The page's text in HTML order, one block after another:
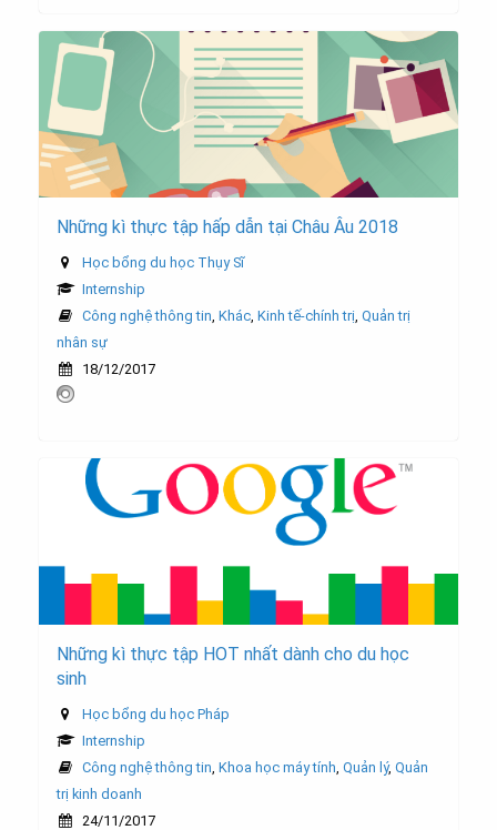
Những kì thực tập hấp dẫn tại Châu Âu 2018
Học bổng du học Thụy Sĩ
Internship
Công nghệ thông tin, Khác, Kinh tế-chính trị, Quản trị
nhân sự
18/12/2017
Những kì thực tập HOT nhất dành cho du học
sinh
Học bổng du học Pháp
Internship
Công nghệ thông tin Khoa học máy tính Quản lý, Quản
trị kinh doanh
24/11/2017